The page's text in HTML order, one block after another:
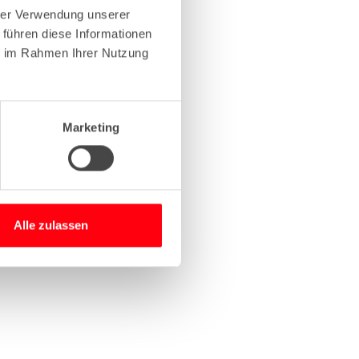
Verwendung unserer
diese Informationen
Rahmen Ihrer Nutzung
Marketing
Alle zulassen
information).